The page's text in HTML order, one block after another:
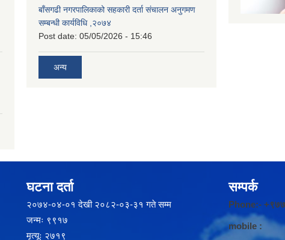
बाँसगढी नगरपालिकाको सहकारी दर्ता संचालन अनुगमण
सम्बन्धी कार्यविधि ,२०७४
Post date: 05/05/2026 - 15:46
अन्य
घटना दर्ता
२‍०७४-०४-०१ देखी २०८२-०३-३१ गते सम्म
जन्मः ९९१७
मृत्यूः २७१९
सम्पर्क
Phone:-
mobile :